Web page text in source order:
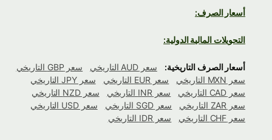
أسعار الصرف:
التحويلات المالية الدولية:
أسعار الصرف التاريخية: سعر AUD التاريخي
سعر GBP التاريخي
سعر MXN التاريخي
سعر EUR التاريخي
سعر JPY التاريخي
سعر CAD التاريخي
سعر INR التاريخي
سعر NZD التاريخي
سعر ZAR التاريخي
سعر SGD التاريخي
سعر USD التاريخي
سعر CHF التاريخي
سعر IDR التاريخي